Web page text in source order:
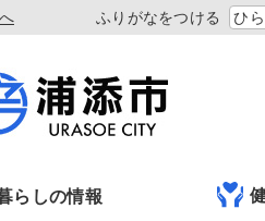
ふりがなをつける ひ
らしの情報